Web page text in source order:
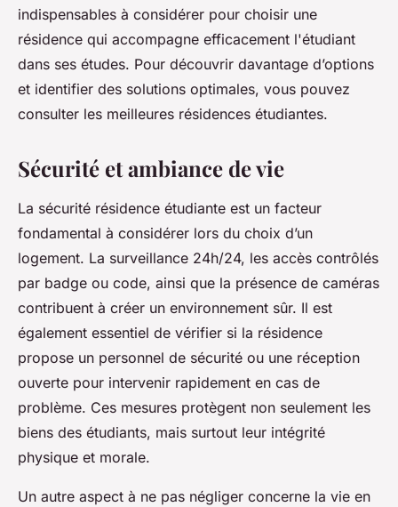
indispensables à considérer pour choisir une
résidence qui accompagne efficacement l'étudiant
dans ses études. Pour découvrir davantage d’options
et identifier des solutions optimales, vous pouvez
consulter les meilleures résidences étudiantes.
Sécurité et ambiance de vie
La sécurité résidence étudiante est un facteur
fondamental à considérer lors du choix d’un
logement. La surveillance 24h/24, les accès contrôlés
par badge ou code, ainsi que la présence de caméras
contribuent à créer un environnement sûr. Il est
également essentiel de vérifier si la résidence
propose un personnel de sécurité ou une réception
ouverte pour intervenir rapidement en cas de
problème. Ces mesures protègent non seulement les
biens des étudiants, mais surtout leur intégrité
physique et morale.
Un autre aspect à ne pas négliger concerne la vie en